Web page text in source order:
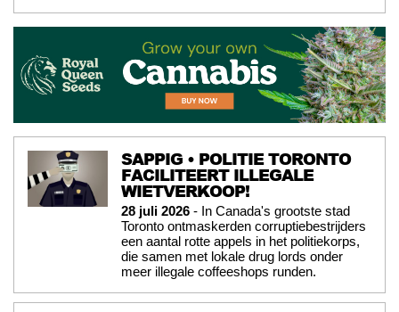
SAPPIG • POLITIE TORONTO
FACILITEERT ILLEGALE
WIETVERKOOP!
28 juli 2026 - In Canada's grootste stad
Toronto ontmaskerden corruptiebestrijders
een aantal rotte appels in het politiekorps,
die samen met lokale drug lords onder
meer illegale coffeeshops runden.